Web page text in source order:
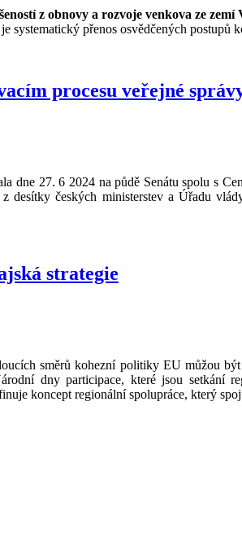
z obnovy a rozvoje venkova ze
systematický přenos osvědčených
procesu veřejné
dne 27. 6 2024 na půdě Senátu spolu s
českých ministerstev a Úřadu
strategie
směrů kohezní politiky EU můžou
dny participace, které jsou setkání
koncept regionální spolupráce, který